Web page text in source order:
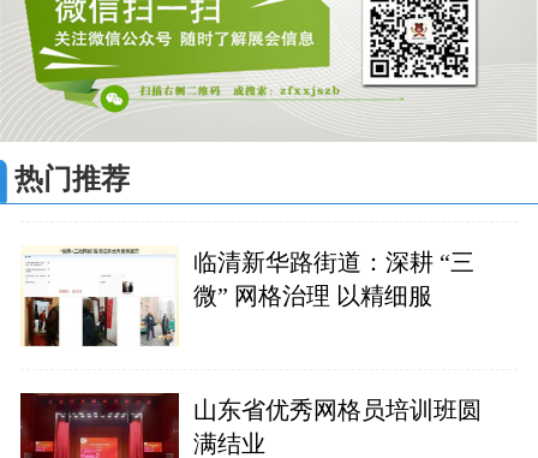
热门推荐
临清新华路街道：深耕 “三
微” 网格治理 以精细服
山东省优秀网格员培训班圆
满结业